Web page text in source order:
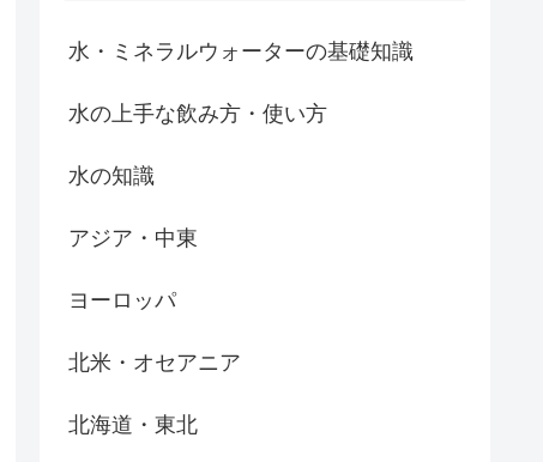
水・ミネラルウォーターの基礎知識
水の上手な飲み方・使い方
水の知識
アジア・中東
ヨーロッパ
北米・オセアニア
北海道・東北